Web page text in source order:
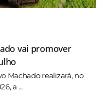
vai promover
Machado realizará, no
a ...